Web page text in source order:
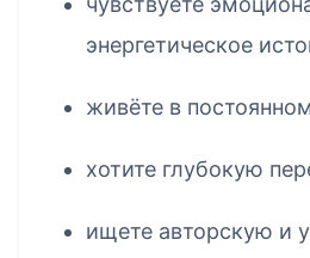
энергетическое
живёте в
хотите глубокую
ищете авторскую и